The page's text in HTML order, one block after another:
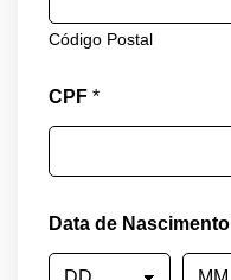
Código Postal
CPF *
Data de Nascimento